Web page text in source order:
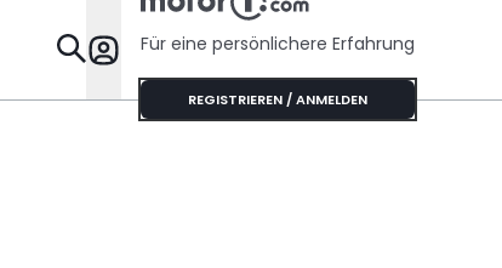
Specials
Für eine persönlichere Erfahrung
REGISTRIEREN / ANMELDEN